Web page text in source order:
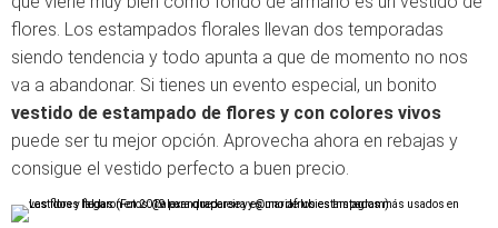
flores. Los estampados florales llevan dos temporadas
siendo tendencia y todo apunta a que de momento no nos
va a abandonar. Si tienes un evento especial, un bonito
vestido de estampado de flores y con colores vivos
puede ser tu mejor opción. Aprovecha ahora en rebajas y
consigue el vestido perfecto a buen precio.